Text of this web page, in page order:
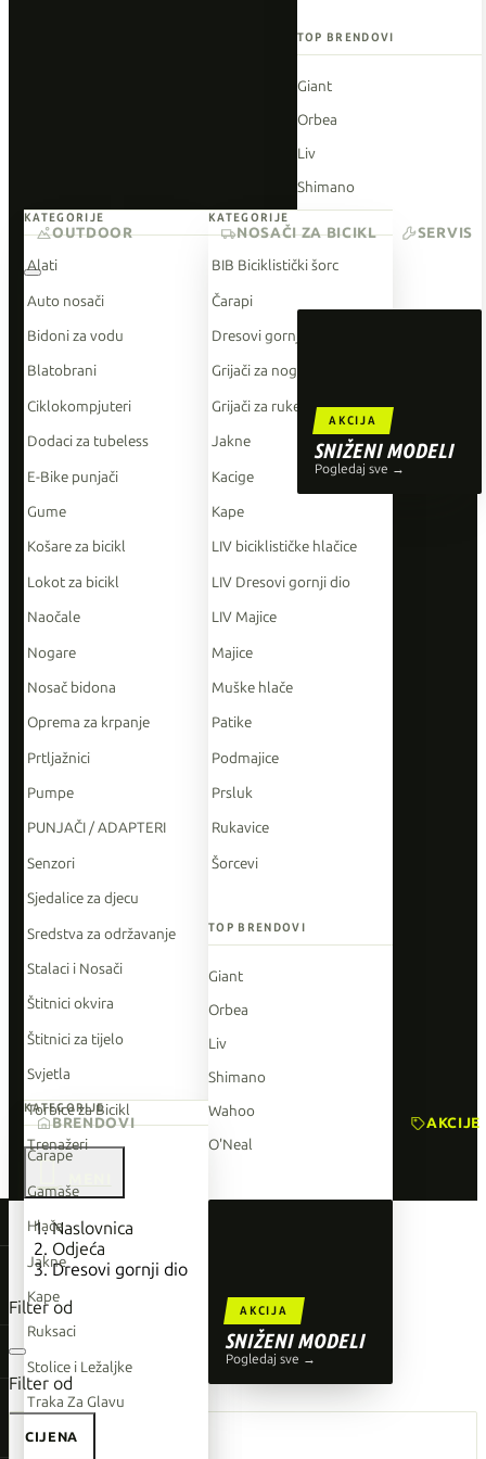
TOP BRENDOVI
Giant
Orbea
Liv
Shimano
O'Neal
AKCIJA
SNIŽENI MODELI
Pogledaj sve →
KATEGORIJE
Alati
Auto nosači
Bidoni za vodu
Blatobrani
Ciklokompjuteri
Dodaci za tubeless
E-Bike punjači
Gume
Košare za bicikl
Lokot za bicikl
Naočale
Nogare
Nosač bidona
Oprema za krpanje
Prtljažnici
Pumpe
PUNJAČI / ADAPTERI
Senzori
Sjedalice za djecu
Sredstva za održavanje
Stalaci i Nosači
Štitnici okvira
Štitnici za tijelo
Svjetla
Torbice za Bicikl
Trenažeri
Giant
Orbea
Liv
Shimano
Wahoo
KATEGORIJE
BIB Biciklistički šorc
Čarapi
Dresovi gornji dio
Grijači za noge
Grijači za ruke
Jakne
Kacige
Kape
LIV biciklističke hlačice
LIV Dresovi gornji dio
LIV Majice
Majice
Muške hlače
Patike
Podmajice
Prsluk
Rukavice
Šorcevi
TOP BRENDOVI
Giant
Orbea
Liv
Shimano
Wahoo
O'Neal
AKCIJA
SNIŽENI MODELI
Pogledaj sve →
OUTDOOR
KATEGORIJE
Čarape
Gamaše
Hlače
Jakne
Kape
Ruksaci
Stolice i Ležaljke
Traka Za Glavu
NOSAČI ZA BICIKL SERVIS
BRENDOVI AKCIJE

Naslovnica
Odjeća
Dresovi gornji dio
Filter od
Filter od
CIJENA